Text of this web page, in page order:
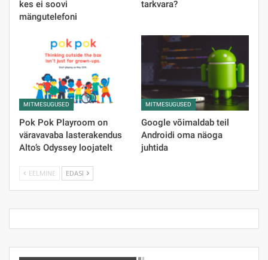
kes ei soovi
mängutelefoni
tarkvara?
MITMESUGUSED
Pok Pok Playroom on
väravavaba lasterakendus
Alto’s Odyssey loojatelt
MITMESUGUSED
Google võimaldab teil
Androidi oma näoga
juhtida
EELMINE EDASI